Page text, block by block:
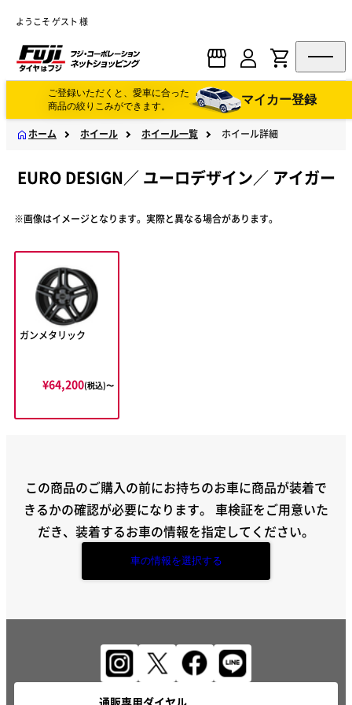
ようこそ ゲスト 様
ご登録いただくと、愛車に合った
商品の絞りこみができます。
マイカー登録
ホーム ホイール ホイール一覧 ホイール詳細
EURO DESIGN／ ユーロデザイン／ アイガー
※画像はイメージとなります。実際と異なる場合があります。
ガンメタリック
¥64,200(税込)〜
この商品のご購入の前にお持ちのお車に商品が装着で
きるかの確認が必要になります。 車検証をご用意いた
だき、装着するお車の情報を指定してください。
車の情報を選択する
通販専用ダイヤル